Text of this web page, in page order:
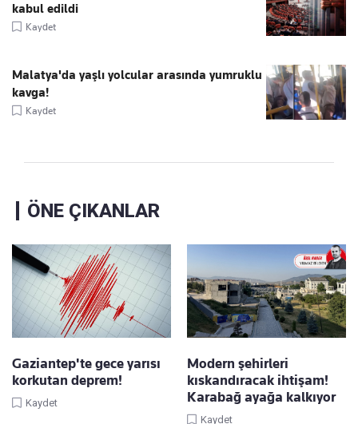
kabul edildi
Kaydet
Malatya'da yaşlı yolcular arasında yumruklu
kavga!
Kaydet
ÖNE ÇIKANLAR
Gaziantep'te gece yarısı
korkutan deprem!
Kaydet
Modern şehirleri
kıskandıracak ihtişam!
Karabağ ayağa kalkıyor
Kaydet